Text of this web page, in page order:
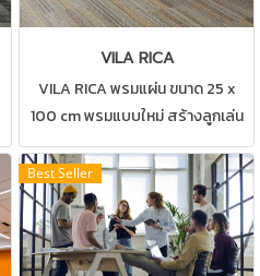
VILA RICA
VILA RICA พรมแผ่น ขนาด 25 x
100 cm พรมแบบใหม่ สร้างลูกเล่น
ให้กับสถานที่ของคุณ สามารถปูได้
ทุกสถานที่ เช่น บ้าน สำนักงาน คอน
โด ห้องทำงาน ห้องประชุม ดูแลรักษา
ง่าย
Best Seller